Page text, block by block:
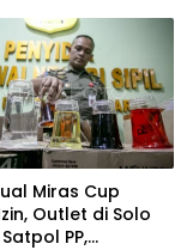
Miras Cup
Outlet di Solo
PP,